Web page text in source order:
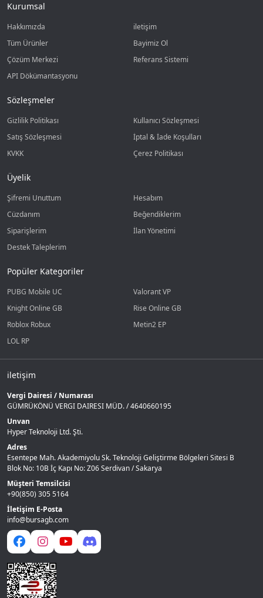
Kurumsal
Hakkımızda
iletişim
Tüm Ürünler
Bayimiz Ol
Çözüm Merkezi
Referans Sistemi
API Dökümantasyonu
Sözleşmeler
Gizlilik Politikası
Kullanıcı Sözleşmesi
Satış Sözleşmesi
İptal & İade Koşulları
KVKK
Çerez Politikası
Üyelik
Şifremi Unuttum
Hesabım
Cüzdanım
Beğendiklerim
Siparişlerim
İlan Yönetimi
Destek Taleplerim
Popüler Kategoriler
PUBG Mobile UC
Valorant VP
Knight Online GB
Rise Online GB
Roblox Robux
Metin2 EP
LOL RP
iletişim
Vergi Dairesi / Numarası
GÜMRÜKÖNÜ VERGI DAIRESI MÜD. / 4640660195
Unvan
Hyper Teknoloji Ltd. Şti.
Adres
Esentepe Mah. Akademiyolu Sk. Teknoloji Geliştirme Bölgeleri Sitesi B
Blok No: 10B İç Kapı No: Z06 Serdivan / Sakarya
Müşteri Temsilcisi
+90(850) 305 5164
İletişim E-Posta
info@bursagb.com